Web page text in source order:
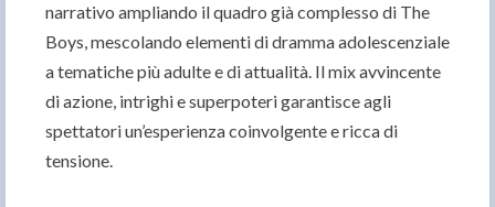
narrativo ampliando il quadro già complesso di The
Boys, mescolando elementi di dramma adolescenziale
a tematiche più adulte e di attualità. Il mix avvincente
di azione, intrighi e superpoteri garantisce agli
spettatori un’esperienza coinvolgente e ricca di
tensione.